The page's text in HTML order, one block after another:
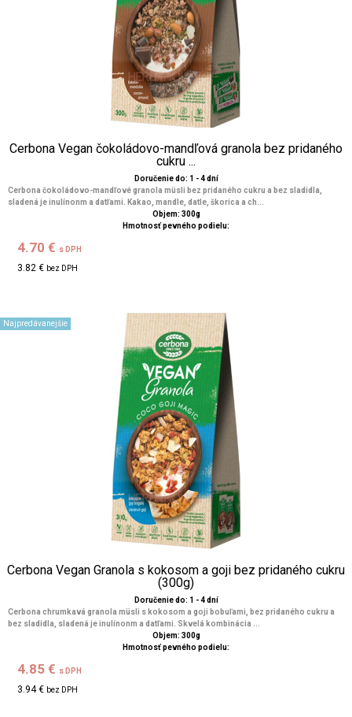
Cerbona Vegan čokoládovo-mandľová granola bez pridaného
cukru ...
Doručenie do: 1 - 4 dní
Cerbona čokoládovo-mandľové granola müsli bez pridaného cukru a bez sladidla,
sladená je inulínonm a datľami. Kakao, mandle, datle, škorica a ch...
Objem: 300g
Hmotnosť pevného podielu:
4.70 € s DPH
3.82 € bez DPH
Najpredávanejšie
Cerbona Vegan Granola s kokosom a goji bez pridaného cukru
(300g)
Doručenie do: 1 - 4 dní
Cerbona chrumkavá granola müsli s kokosom a goji bobuľami, bez pridaného cukru a
bez sladidla, sladená je inulínonm a datľami. Skvelá kombinácia ...
Objem: 300g
Hmotnosť pevného podielu:
4.85 € s DPH
3.94 € bez DPH